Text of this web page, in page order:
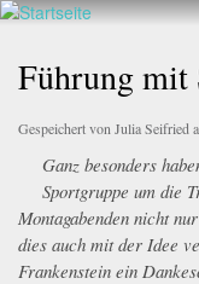
Walderlebnis
e.V.
hier
Führung mit
Gespeichert von Julia Seifried
Ganz besonders
Sportgruppe um die
Montagabenden nicht
dies auch mit der Idee
Frankenstein ein